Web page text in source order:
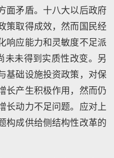
面矛盾。十八大以后政府
策取得成效，然而国民经
响应能力和灵敏度不足派
未未得到实质性改变。另
基础设施投资政策，对保
长产生积极作用，然而仍
长动力不足问题。应对上
构成供给侧结构性改革的